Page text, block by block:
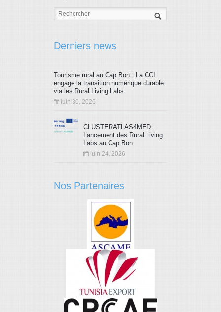
Derniers news
Tourisme rural au Cap Bon : La CCI
engage la transition numérique durable
via les Rural Living Labs
juin 30, 2026
CLUSTERATLAS4MED :
Lancement des Rural Living
Labs au Cap Bon
juin 24, 2026
Nos Partenaires